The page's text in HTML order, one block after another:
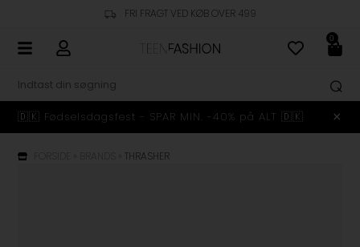
FRI FRAGT VED KØB OVER 499
0
🇩🇰 Fødselsdagsfest - SPAR MIN. -40% på ALT 🇩🇰
»THRASHER